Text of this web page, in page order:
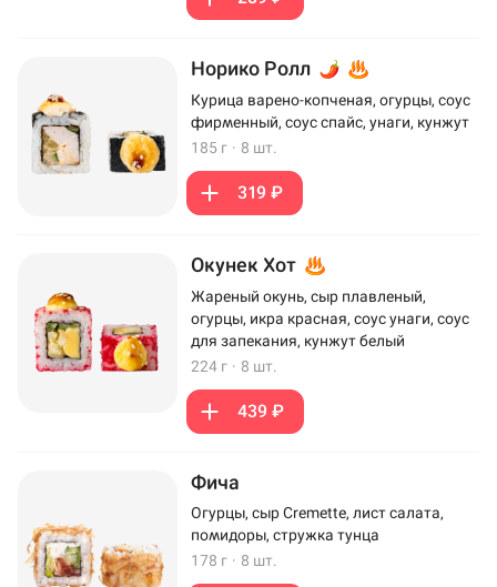
Норико Ролл
Курица варено-копченая, огурцы, соус
фирменный, соус спайс, унаги, кунжут
185 г · 8 шт.
319 ₽
Окунек Хот
Жареный окунь, сыр плавленый,
огурцы, икра красная, соус унаги, соус
для запекания, кунжут белый
224 г · 8 шт.
439 ₽
Фича
Огурцы, сыр Cremette, лист салата,
помидоры, стружка тунца
178 г · 8 шт.